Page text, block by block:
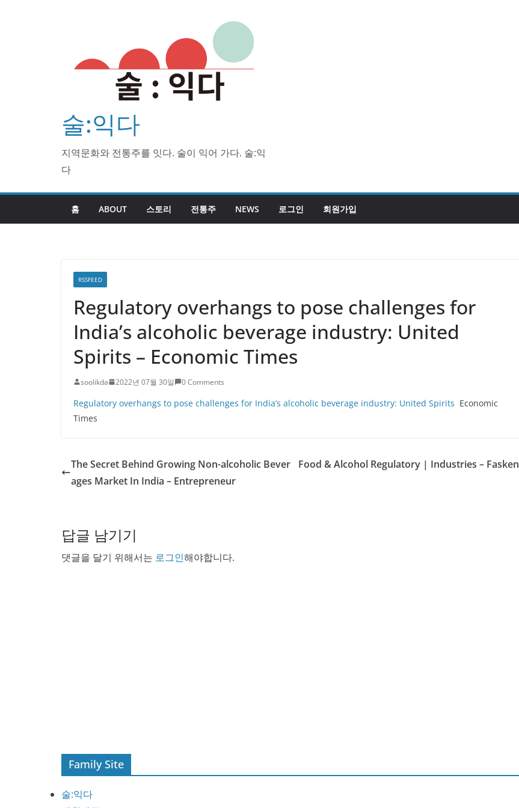
술:익다
지역문화와 전통주를 잇다. 술이 익어 가다. 술:익
다
홈 ABOUT 스토리 전통주 NEWS 로그인 회원가입
RSSFEED
Regulatory overhangs to pose challenges for
India’s alcoholic beverage industry: United
Spirits – Economic Times
soolikda 2022년 07월 30일 0 Comments
Regulatory overhangs to pose challenges for India’s alcoholic beverage industry: United Spirits Economic
Times
The Secret Behind Growing Non-alcoholic Bever
ages Market In India – Entrepreneur
Food & Alcohol Regulatory | Industries – Fasken
답글 남기기
댓글을 달기 위해서는 로그인해야합니다.
Family Site
술:익다